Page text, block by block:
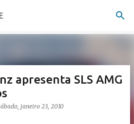
o conteúdo principal
apresenta SLS AMG
janeiro 23, 2010